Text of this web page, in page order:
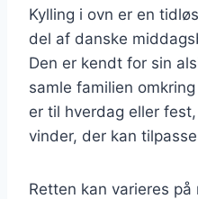
Kylling i ovn er en
del af danske
Den er kendt for sin
samle familien
er til hverdag eller
vinder, der kan
Retten kan varieres